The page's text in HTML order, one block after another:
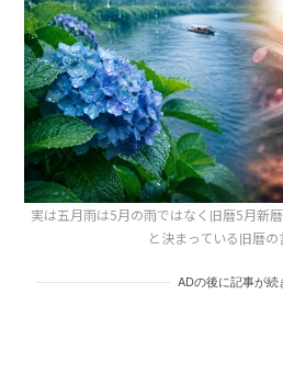
実は五月雨は5月の雨ではなく旧暦5月新
と決まっている旧暦
ADの後に記事が続